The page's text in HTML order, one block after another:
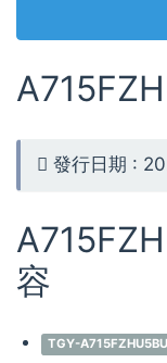
發行日期 :
容
TGY-